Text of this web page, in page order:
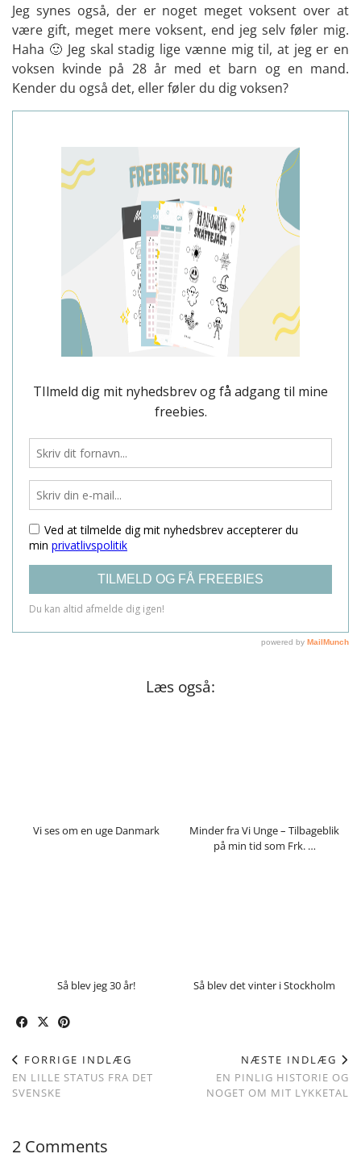
Jeg synes også, der er noget meget voksent over at
være gift, meget mere voksent, end jeg selv føler mig.
Haha 🙂 Jeg skal stadig lige vænne mig til, at jeg er en
voksen kvinde på 28 år med et barn og en mand.
Kender du også det, eller føler du dig voksen?
Læs også:
Vi ses om en uge Danmark
Minder fra Vi Unge – Tilbageblik
på min tid som Frk. …
Så blev jeg 30 år! Så blev det vinter i Stockholm
FORRIGE INDLÆG
EN LILLE STATUS FRA DET
SVENSKE
NÆSTE INDLÆG
EN PINLIG HISTORIE OG
NOGET OM MIT LYKKETAL
2 Comments